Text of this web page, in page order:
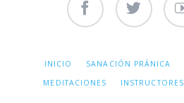
SALTAR
INICIO SANACIÓN PRÁNICA
MEDITACIONES
INSTRUCTORES